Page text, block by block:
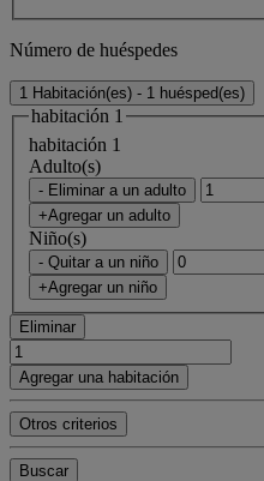
Número de huéspedes
1 Habitación(es) - 1 huésped(es)
habitación 1
habitación 1
Adulto(s)
- Eliminar a un adulto
+Agregar un adulto
Niño(s)
- Quitar a un niño
+Agregar un niño
Eliminar
Agregar una habitación
Otros criterios
Buscar